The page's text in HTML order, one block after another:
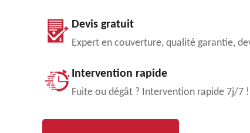
Devis gratuit
Expert en couverture, qualité garantie,
Intervention rapide
Fuite ou dégât ? Intervention rapide 7j/7 !